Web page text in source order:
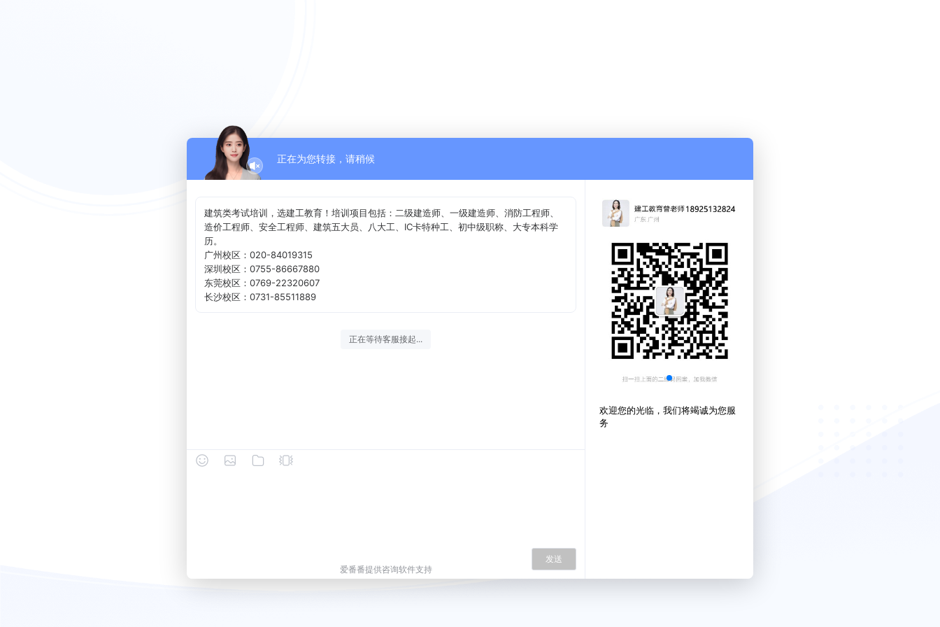
正在为您转接，请稍候
建筑类考试培训，选建工教育！培训项目包括：二级建造师、一级建造师、消防工程师、
造价工程师、安全工程师、建筑五大员、八大工、IC卡特种工、初中级职称、大专本科学
历。
广州校区：020-84019315
深圳校区：0755-86667880
东莞校区：0769-22320607
长沙校区：0731-85511889
正在等待客服接起...
发送
欢迎您的光临，我们将竭诚为您服
务